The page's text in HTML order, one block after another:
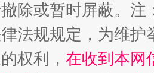
除或暂时屏蔽。
法规规定，为维
权利， 在收到本网